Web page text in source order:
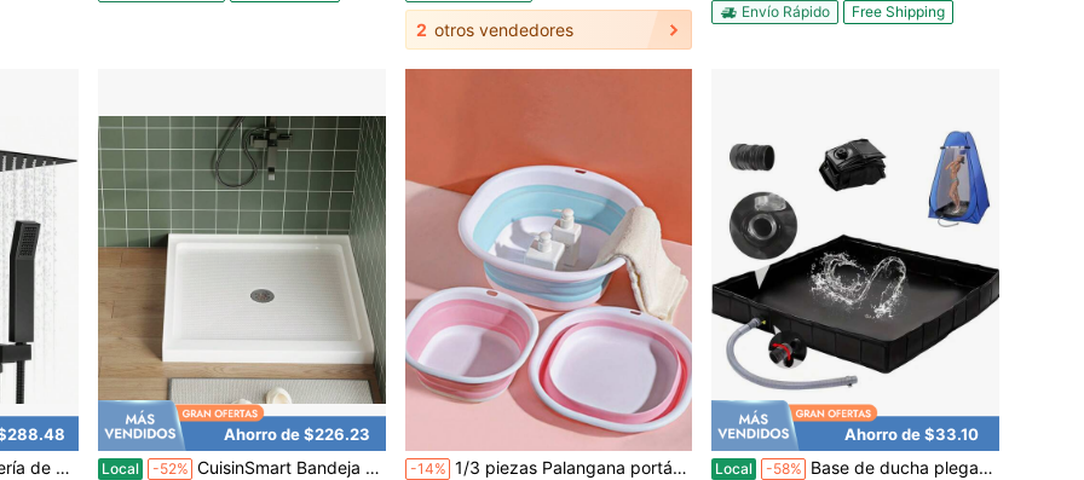
2 otros vendedores
Envío Rápido Free Shipping
que incluye ducha de lluvia y ducha de mano, con juego de acabados
Ahorro de $226.23
Local -52% CuisinSmart Bandeja de ducha con orificio de drenaje izquierdo/central, base de ducha antideslizante de ABS con cubierta de acero inoxidable, fácil instalación (incluye kit de drenaje) -14% 1/3 piezas Palangana portátil plegable de uso múltiple y gruesa, adecuada para lavar frutas y verduras en el hogar, lavar ropa interior, remojar los pies, viajes al aire libre y uso en dormitorios escolares
Ahorro de $33.10
Local -58% Base de ducha plegable portátil, plato de ducha plegable equipado con tubo de desagüe, alfombrilla impermeable para lavabo de ducha, apta para tiendas de campaña de camping al aire libre, toldo, fácil de transportar y almacenar.